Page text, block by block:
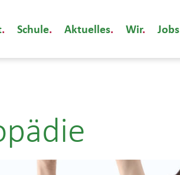
Schule Aktuelles Wir Jobs